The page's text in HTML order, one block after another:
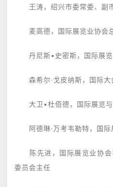
王涛，绍兴市委常委、副
麦高德，国际展览业协会
丹尼斯•史密斯，国际展览
森希尔·戈皮纳斯，国际大
大卫•杜佰德，国际展览与
阿德琳·万考韦勒特，国际
陈先进，国际展览业协会
委员会主任